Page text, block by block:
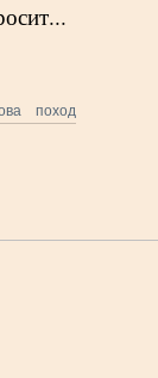
поход